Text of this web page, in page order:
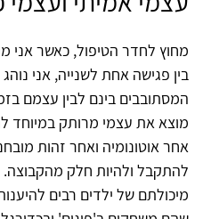
מחוץ לחדר הטיפול, כאשר אני
בין פגישה אחת לשנייה, אני
המסתובבים בינם לבין עצמם
מוצא את עצמי מרותק במיוחד
אחר אוטונומיה ואחר זהות
להתקבל ולהיות חלק
מיכולתם של ילדים רבים